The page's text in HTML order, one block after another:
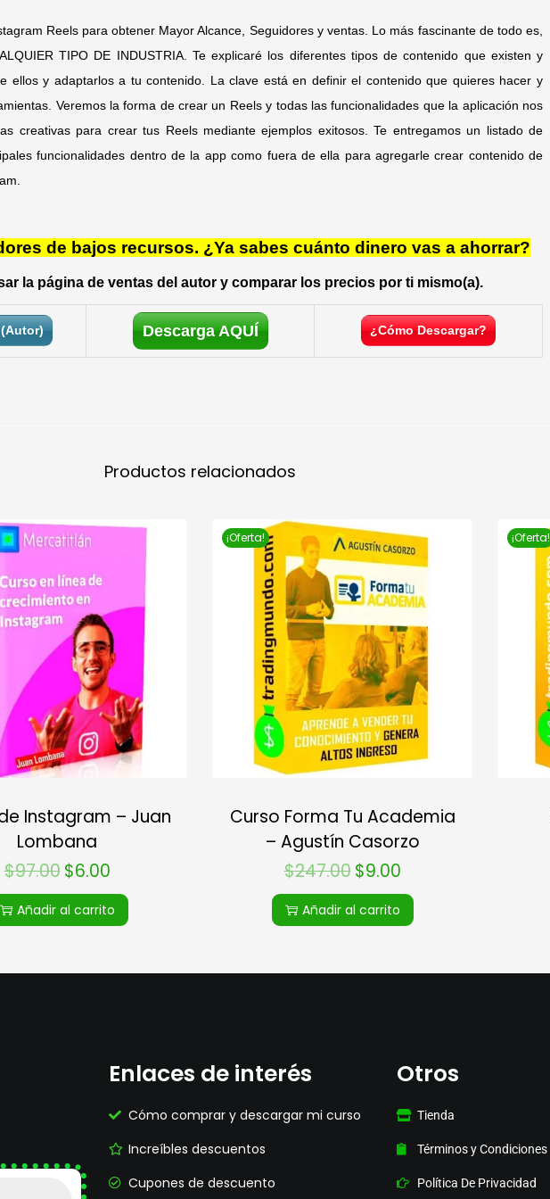
Reels para obtener Mayor Alcance, Seguidores y ventas. Lo más fascinante de todo es,
TIPO DE INDUSTRIA. Te explicaré los diferentes tipos de contenido que existen y
ellos y adaptarlos a tu contenido. La clave está en definir el contenido que quieres hacer y
Veremos la forma de crear un Reels y todas las funcionalidades que la aplicación nos
creativas para crear tus Reels mediante ejemplos exitosos. Te entregamos un listado de
funcionalidades dentro de la app como fuera de ella para agregarle crear contenido de
de bajos recursos. ¿Ya sabes cuánto dinero vas a ahorrar?
la página de ventas del autor y comparar los precios por ti mismo(a).
Descarga AQUÍ ¿Cómo Descargar?
Productos relacionados
Instagram – Juan
Lombana
$97.00 $6.00
Añadir al carrito
¡Oferta!
Curso Forma Tu Academia
– Agustín Casorzo
$247.00 $9.00
Añadir al carrito
¡Oferta!
Enlaces de interés
Cómo comprar y descargar mi curso
Increíbles descuentos
Cupones de descuento
Otros
Tienda
Términos y Condiciones
Política De Privacidad